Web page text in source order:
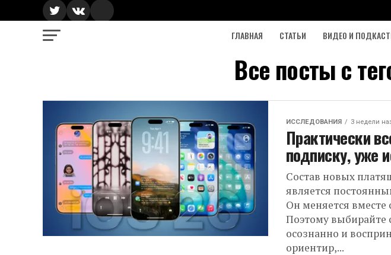
ГЛАВНАЯ СТАТЬИ ВИДЕО И
Все посты с
ИССЛЕДОВАНИЯ 3 недели
Практически
подписку, уже
Состав новых
является
Он меняется вместе
Поэтому выбирайте
осознанно и
ориентир,...